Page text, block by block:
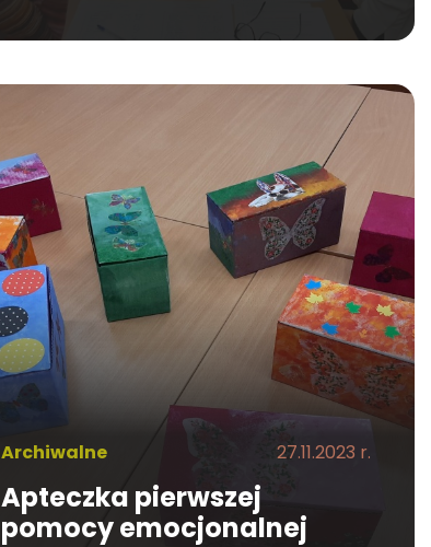
Archiwalne 27.11.2023 r.
Apteczka pierwszej
pomocy emocjonalnej